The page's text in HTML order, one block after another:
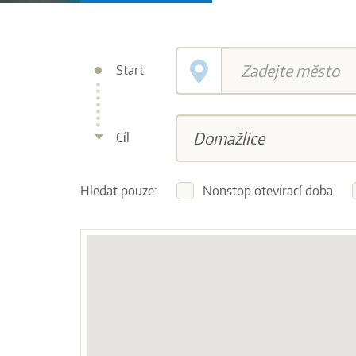
Start
Cíl
Hledat pouze: Nonstop otevírací doba